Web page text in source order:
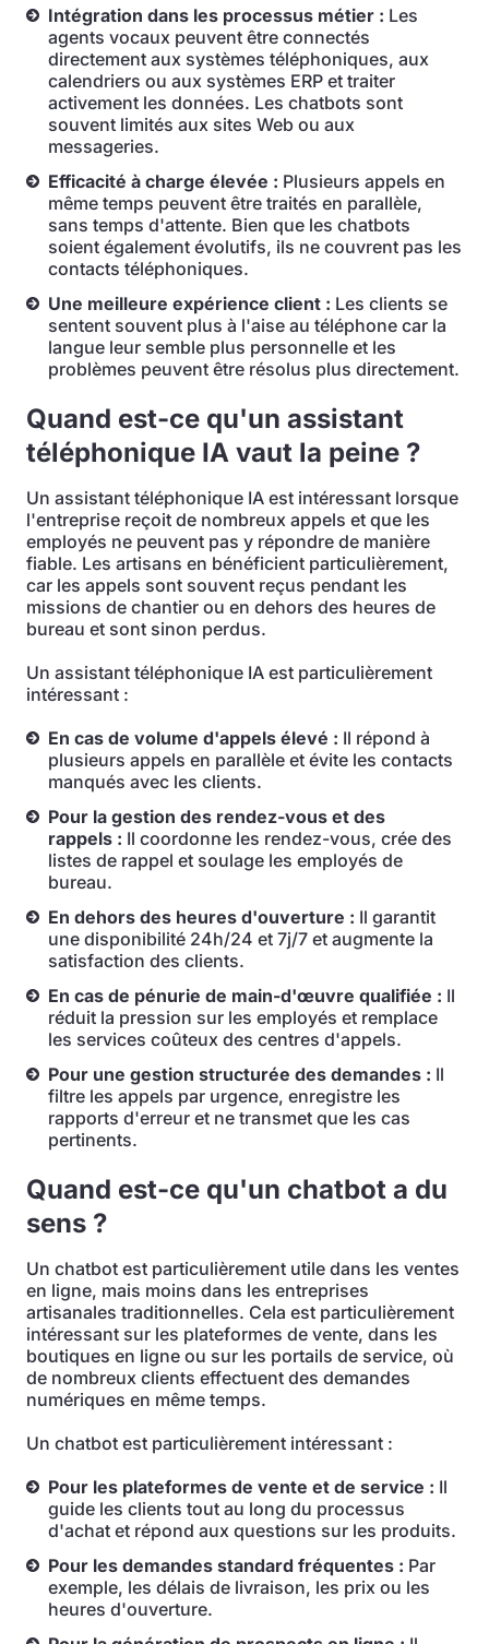
Intégration dans les processus métier : Les
agents vocaux peuvent être connectés
directement aux systèmes téléphoniques, aux
calendriers ou aux systèmes ERP et traiter
activement les données. Les chatbots sont
souvent limités aux sites Web ou aux
messageries.
Efficacité à charge élevée : Plusieurs appels en
même temps peuvent être traités en parallèle,
sans temps d'attente. Bien que les chatbots
soient également évolutifs, ils ne couvrent pas les
contacts téléphoniques.
Une meilleure expérience client : Les clients se
sentent souvent plus à l'aise au téléphone car la
langue leur semble plus personnelle et les
problèmes peuvent être résolus plus directement.
Quand est-ce qu'un assistant
téléphonique IA vaut la peine ?
Un assistant téléphonique IA est intéressant lorsque
l'entreprise reçoit de nombreux appels et que les
employés ne peuvent pas y répondre de manière
fiable. Les artisans en bénéficient particulièrement,
car les appels sont souvent reçus pendant les
missions de chantier ou en dehors des heures de
bureau et sont sinon perdus.
Un assistant téléphonique IA est particulièrement
intéressant :
En cas de volume d'appels élevé : Il répond à
plusieurs appels en parallèle et évite les contacts
manqués avec les clients.
Pour la gestion des rendez-vous et des
rappels : Il coordonne les rendez-vous, crée des
listes de rappel et soulage les employés de
bureau.
En dehors des heures d'ouverture : Il garantit
une disponibilité 24h/24 et 7j/7 et augmente la
satisfaction des clients.
En cas de pénurie de main-d'œuvre qualifiée : Il
réduit la pression sur les employés et remplace
les services coûteux des centres d'appels.
Pour une gestion structurée des demandes : Il
filtre les appels par urgence, enregistre les
rapports d'erreur et ne transmet que les cas
pertinents.
Quand est-ce qu'un chatbot a du
sens ?
Un chatbot est particulièrement utile dans les ventes
en ligne, mais moins dans les entreprises
artisanales traditionnelles. Cela est particulièrement
intéressant sur les plateformes de vente, dans les
boutiques en ligne ou sur les portails de service, où
de nombreux clients effectuent des demandes
numériques en même temps.
Un chatbot est particulièrement intéressant :
Pour les plateformes de vente et de service : Il
guide les clients tout au long du processus
d'achat et répond aux questions sur les produits.
Pour les demandes standard fréquentes : Par
exemple, les délais de livraison, les prix ou les
heures d'ouverture.